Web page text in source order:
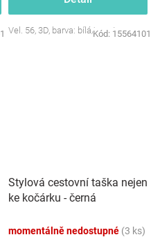
Vel. 56, 3D, barva: bílá/smetana
Kód: 15564101
Stylová cestovní taška nejen
ke kočárku - černá
momentálně nedostupné (3 ks)